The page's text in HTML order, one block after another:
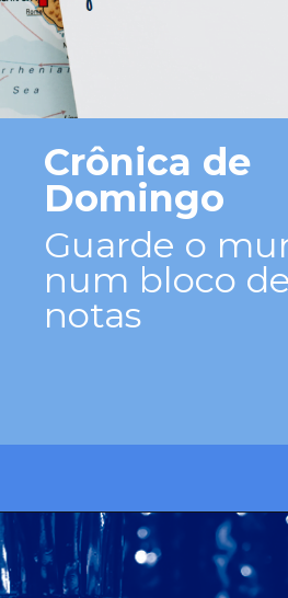
Crônica de
Domingo
Guarde o
num bloco de
notas
Opening